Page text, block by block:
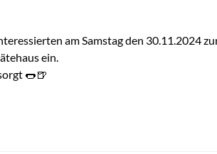
am Samstag den 30.11.2024
ein.
🌭🍺